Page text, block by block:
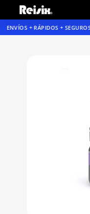
ENVÍOS + RÁPIDOS + SEGUROS